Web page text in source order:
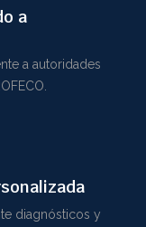
a
a autoridades
diagnósticos y